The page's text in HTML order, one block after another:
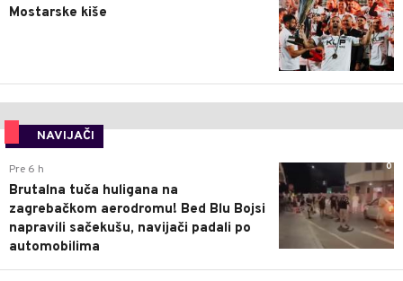
Mostarske kiše
NAVIJAČI
0
Pre 6 h
Brutalna tuča huligana na
zagrebačkom aerodromu! Bed Blu Bojsi
napravili sačekušu, navijači padali po
automobilima